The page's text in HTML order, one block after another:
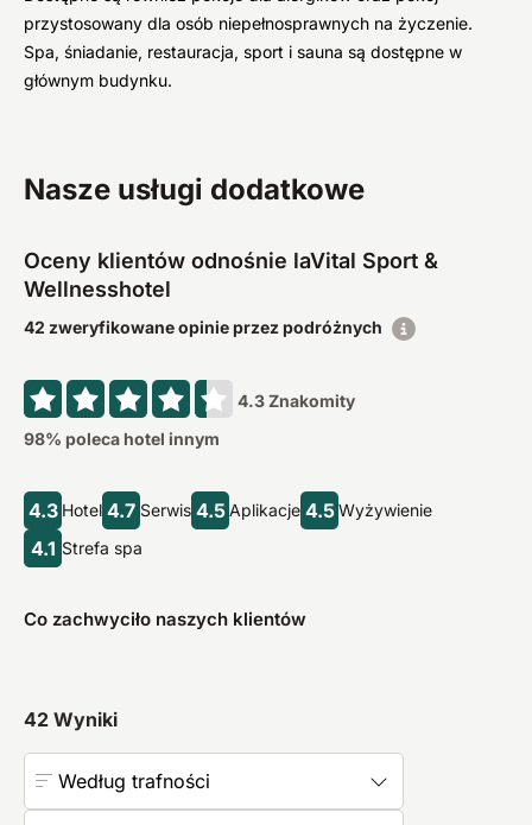
przystosowany dla osób niepełnosprawnych na życzenie.
Spa, śniadanie, restauracja, sport i sauna są dostępne w
głównym budynku.
Nasze usługi dodatkowe
Oceny klientów odnośnie laVital Sport &
Wellnesshotel
42 zweryfikowane opinie przez podróżnych
4.3Znakomity
98% poleca hotel innym
4.3 Hotel 4.7 Serwis 4.5 Aplikacje 4.5 Wyżywienie
4.1 Strefa spa
Co zachwyciło naszych klientów
42 Wyniki
Według trafności